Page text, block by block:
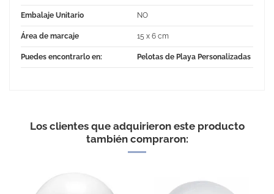
Embalaje Unitario NO
Área de marcaje 15 x 6 cm
Puedes encontrarlo en: Pelotas de Playa Personalizadas
Los clientes que adquirieron este producto
también compraron: